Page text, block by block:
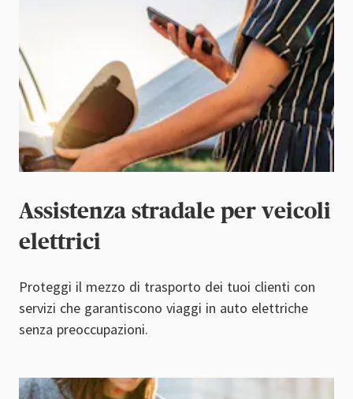
Assistenza stradale per veicoli
elettrici
Proteggi il mezzo di trasporto dei tuoi clienti con
servizi che garantiscono viaggi in auto elettriche
senza preoccupazioni.